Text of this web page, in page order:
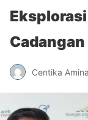
Centika